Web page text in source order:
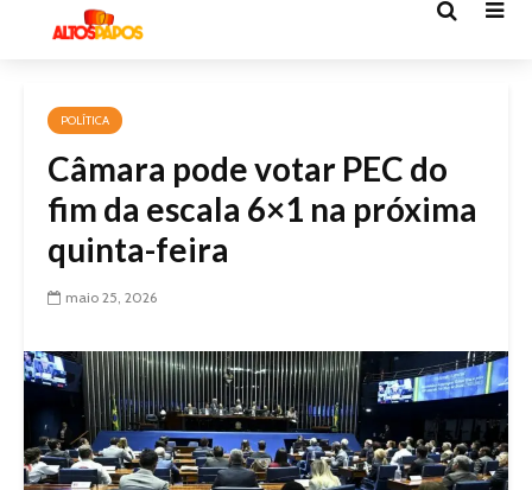
POLÍTICA
Câmara pode votar PEC do
fim da escala 6×1 na próxima
quinta-feira
maio 25, 2026